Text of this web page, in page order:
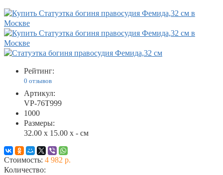
Рейтинг:
0 отзывов
Артикул:
VP-76T999
1000
Размеры:
32.00 x 15.00 x - см
Стоимость: 4 982 р.
Количество: